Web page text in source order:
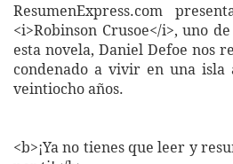
ResumenExpress.com
<i>Robinson Crusoe</i>, uno
esta novela, Daniel Defoe nos
condenado a vivir en una isla
veintiocho años.
<b>¡Ya no tienes que leer y